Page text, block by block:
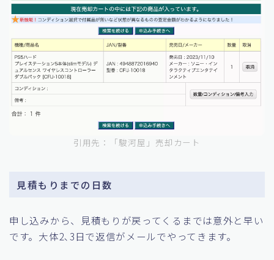
引用先：「駿河屋」売却カート
見積もりまでの日数
申し込みから、見積もりが戻ってくるまでは意外と早い
です。大体2､3日で返信がメールでやってきます。